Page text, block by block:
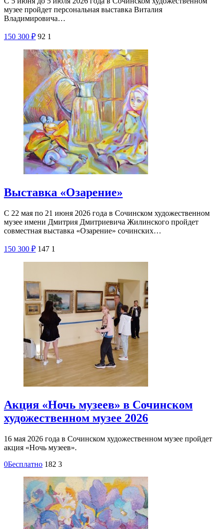
музее пройдет персональная выставка Виталия
Владимировича…
150 300 ₽ 92 1
Выставка «Озарение»
С 22 мая по 21 июня 2026 года в Сочинском художественном
музее имени Дмитрия Дмитриевича Жилинского пройдет
совместная выставка «Озарение» сочинских…
150 300 ₽ 147 1
Акция «Ночь музеев» в Сочинском
художественном музее 2026
16 мая 2026 года в Сочинском художественном музее пройдет
акция «Ночь музеев».
0Бесплатно 182 3